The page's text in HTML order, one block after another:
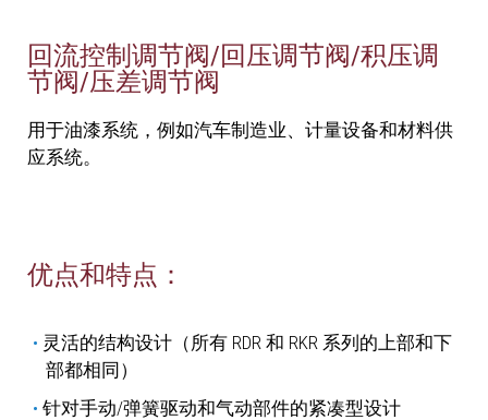
回流控制调节阀/回压调节阀/积压调
节阀/压差调节阀
用于油漆系统，例如汽车制造业、计量设备和材料供
应系统。
优点和特点：
灵活的结构设计（所有 RDR 和 RKR 系列的上部和下
部都相同）
针对手动/弹簧驱动和气动部件的紧凑型设计